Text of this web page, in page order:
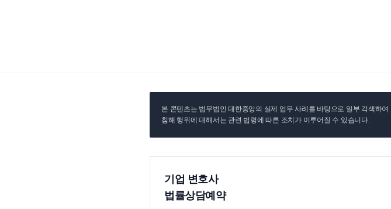
본 콘텐츠는 법무법인 대한중앙의 실제 업무 사례를 바탕으로 일부 각색하
침해 행위에 대해서는 관련 법령에 따른 조치가 이루어질 수 있습니다.
기업 변호사
법률상담예약